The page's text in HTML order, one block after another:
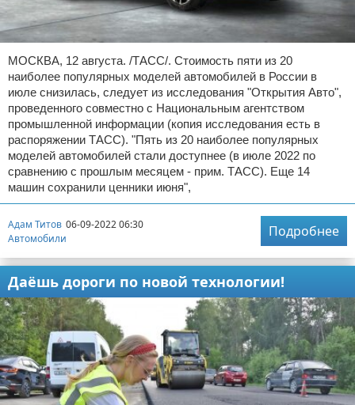
МОСКВА, 12 августа. /ТАСС/. Стоимость пяти из 20
наиболее популярных моделей автомобилей в России в
июле снизилась, следует из исследования "Открытия Авто",
проведенного совместно с Национальным агентством
промышленной информации (копия исследования есть в
распоряжении ТАСС). "Пять из 20 наиболее популярных
моделей автомобилей стали доступнее (в июле 2022 по
сравнению с прошлым месяцем - прим. ТАСС). Еще 14
машин сохранили ценники июня",
Адам Титов 06-09-2022 06:30
Автомобили
Подробнее
Даёшь дороги по новой технологии!